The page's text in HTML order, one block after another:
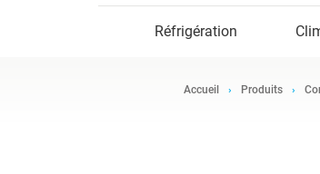
Réfrigération
Accueil Produits